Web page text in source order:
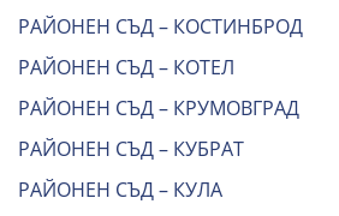
РАЙОНЕН СЪД – КОСТИНБРОД
РАЙОНЕН СЪД – КОТЕЛ
РАЙОНЕН СЪД – КРУМОВГРАД
РАЙОНЕН СЪД – КУБРАТ
РАЙОНЕН СЪД – КУЛА